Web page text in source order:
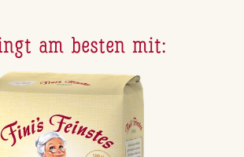
am besten mit: